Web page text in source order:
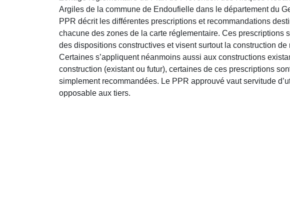
Argiles de la commune de Endoufielle dans le département du
PPR décrit les différentes prescriptions et recommandations
chacune des zones de la carte réglementaire. Ces prescriptions
des dispositions constructives et visent surtout la construction de
Certaines s’appliquent néanmoins aussi aux constructions
construction (existant ou futur), certaines de ces prescriptions
simplement recommandées. Le PPR approuvé vaut servitude
opposable aux tiers.